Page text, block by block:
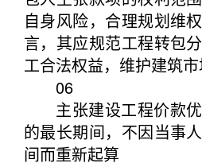
自身风险，合理规划维
言，其应规范工程转包
工合法权益，维护建筑市
06
主张建设工程价款优
的最长期间，不因当事
间而重新起算